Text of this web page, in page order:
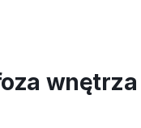
wnętrza